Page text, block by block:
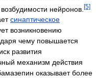
нейронов. [5]
синаптическое
возникновению
чему повышается
развития
механизм действия
оказывает более